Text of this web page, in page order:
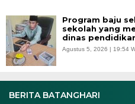
Program baju
sekolah yang
dinas
Agustus 5, 2026 | 19:54
BERITA BATANGHARI